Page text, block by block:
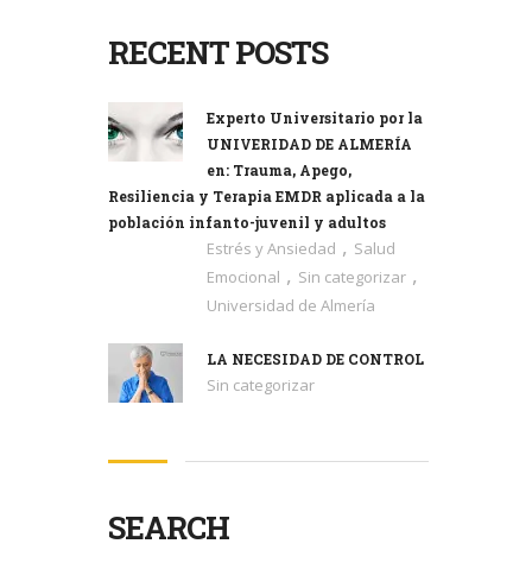
RECENT POSTS
Experto Universitario por la
UNIVERIDAD DE ALMERÍA
en: Trauma, Apego,
Resiliencia y Terapia EMDR aplicada a la
población infanto-juvenil y adultos
Estrés y Ansiedad , Salud
Emocional , Sin categorizar ,
Universidad de Almería
LA NECESIDAD DE CONTROL
Sin categorizar
SEARCH